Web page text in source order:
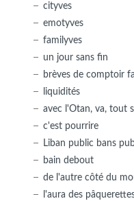
cityves
emotyves
familyves
un jour sans fin
brèves de comptoir
liquidités
avec l'Otan, va, tout
c'est pourrire
Liban public bans
bain debout
de l'autre côté du
l'aura des